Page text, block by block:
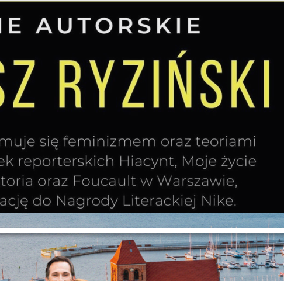
Twoją prywatność. Możesz zmienić ustawienia cookies
zaakceptować je wszystkie. W dowolnym momencie możesz
zmiany swoich ustawień.